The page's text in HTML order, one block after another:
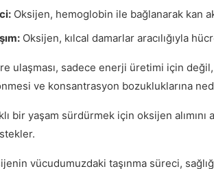
Oksijen, hemoglobin ile bağlanarak kan
Oksijen, kılcal damarlar aracılığıyla
ulaşması, sadece enerji üretimi için
ve konsantrasyon bozukluklarına
bir yaşam sürdürmek için oksijen
vücudumuzdaki taşınma süreci,